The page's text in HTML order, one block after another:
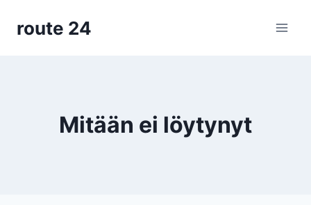
sisältöön
route 24
Mitään ei löytynyt